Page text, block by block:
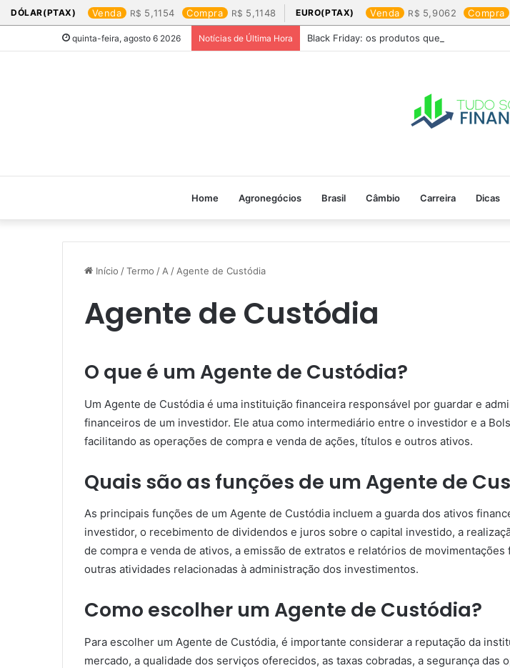
DÓLAR(PTAX) Venda 5,1154 Compra 5,1148 EURO(PTAX) Venda 5,9062 Compra
quinta-feira, agosto 6 2026 Notícias de Última Hora Black Friday: os produtos que mais valem a
Home Agronegócios Brasil Câmbio Carreira Dicas
Início /Termo / A / Agente de Custódia
Agente de Custódia
O que é um Agente de Custódia?
Um Agente de Custódia é uma instituição financeira responsável por guardar e
financeiros de um investidor. Ele atua como intermediário entre o investidor e a
facilitando as operações de compra e venda de ações, títulos e outros ativos.
Quais são as funções de um Agente de
As principais funções de um Agente de Custódia incluem a guarda dos ativos
investidor, o recebimento de dividendos e juros sobre o capital investido, a
de compra e venda de ativos, a emissão de extratos e relatórios de movimentações
outras atividades relacionadas à administração dos investimentos.
Como escolher um Agente de Custódia?
Para escolher um Agente de Custódia, é importante considerar a reputação da
mercado, a qualidade dos serviços oferecidos, as taxas cobradas, a segurança das